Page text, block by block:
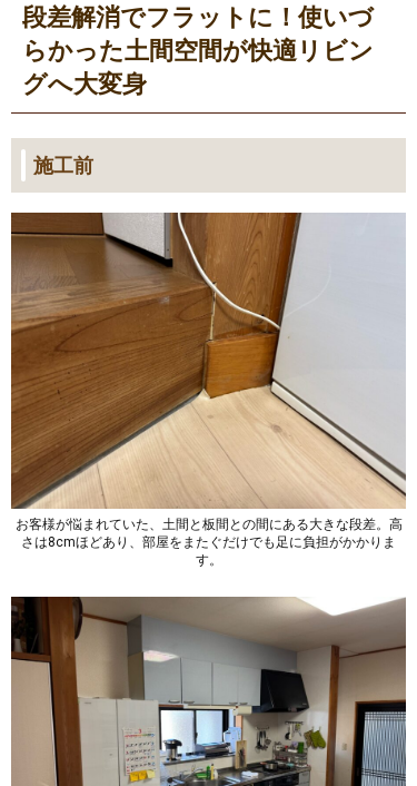
段差解消でフラットに！使いづ
らかった土間空間が快適リビン
グへ大変身
施工前
お客様が悩まれていた、土間と板間との間にある大きな段差。高
さは8cmほどあり、部屋をまたぐだけでも足に負担がかかりま
す。